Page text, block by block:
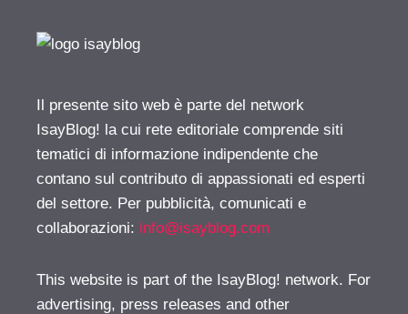
Il presente sito web è parte del network
IsayBlog! la cui rete editoriale comprende siti
tematici di informazione indipendente che
contano sul contributo di appassionati ed esperti
del settore. Per pubblicità, comunicati e
collaborazioni: info@isayblog.com
This website is part of the IsayBlog! network. For
advertising, press releases and other